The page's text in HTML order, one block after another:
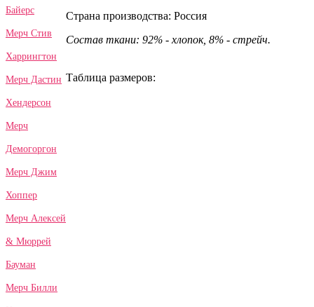
Байерс
Мерч Стив
Харрингтон
Мерч Дастин
Хендерсон
Мерч
Демогоргон
Мерч Джим
Хоппер
Мерч Алексей
& Мюррей
Бауман
Мерч Билли
Страна производства: Россия
Состав ткани: 92% - хлопок, 8% - стрейч.
Таблица размеров: